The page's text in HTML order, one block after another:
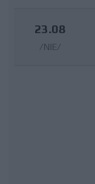
23.08
/NIE/